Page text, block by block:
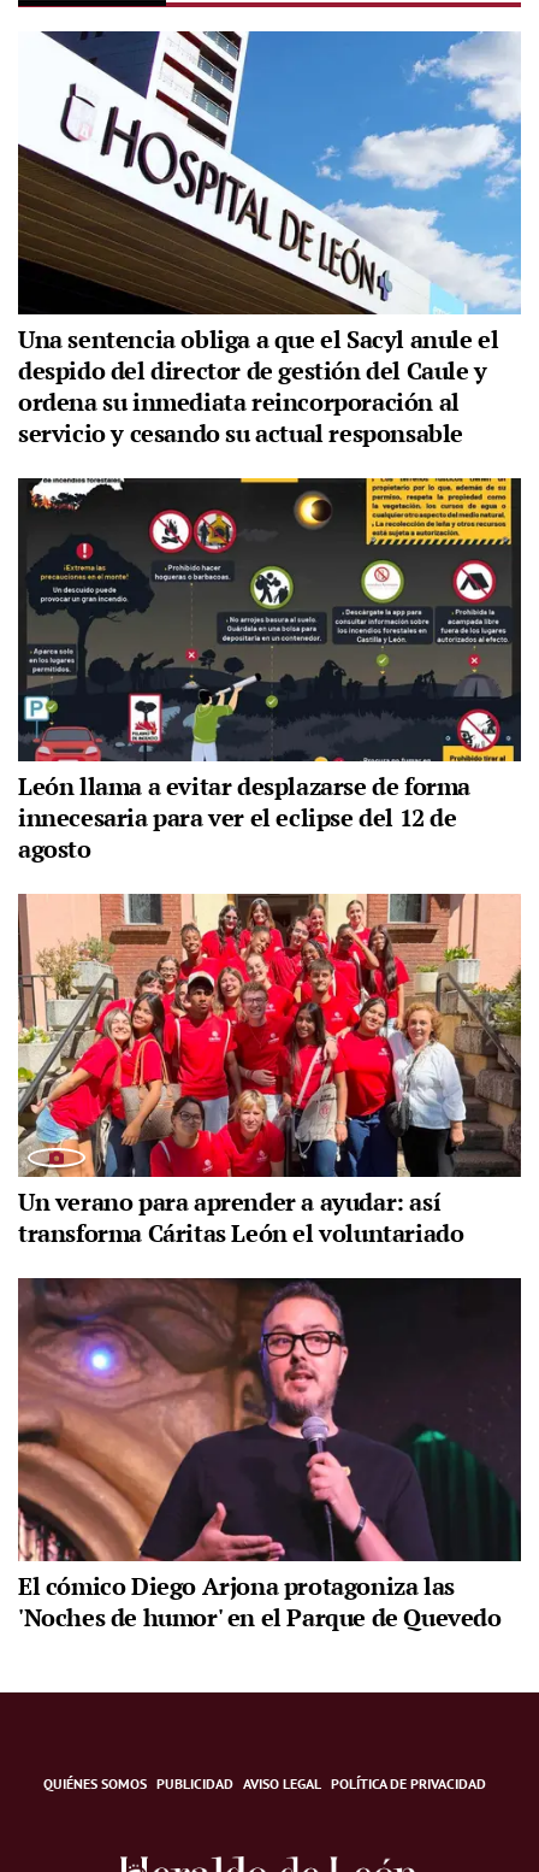
Una sentencia obliga a que el Sacyl anule el
despido del director de gestión del Caule y
ordena su inmediata reincorporación al
servicio y cesando su actual responsable
León llama a evitar desplazarse de forma
innecesaria para ver el eclipse del 12 de
agosto
Un verano para aprender a ayudar: así
transforma Cáritas León el voluntariado
El cómico Diego Arjona protagoniza las
'Noches de humor' en el Parque de Quevedo
QUIÉNES SOMOS PUBLICIDAD AVISO LEGAL POLÍTICA DE PRIVACIDAD